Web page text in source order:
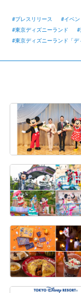
#プレスリリース #イベン
#東京ディズニーランド
#東京ディズニーランド「デ